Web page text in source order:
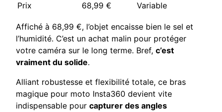
Prix
68,99 € Variable
Affiché à 68,99 €, l’objet encaisse bien le sel et
l’humidité. C’est un achat malin pour protéger
votre caméra sur le long terme. Bref, c’est
vraiment du solide.
Alliant robustesse et flexibilité totale, ce bras
magique pour moto Insta360 devient vite
indispensable pour capturer des angles